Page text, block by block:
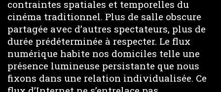
contraintes spatiales et temporelles du
cinéma traditionnel. Plus de salle obscure
partagée avec d’autres spectateurs, plus de
durée prédéterminée à respecter. Le flux
numérique habite nos domiciles telle une
présence lumineuse persistante que nous
fixons dans une relation individualisée. Ce